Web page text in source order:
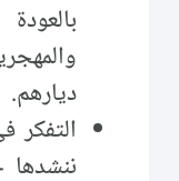
ديارهم.
التفكر